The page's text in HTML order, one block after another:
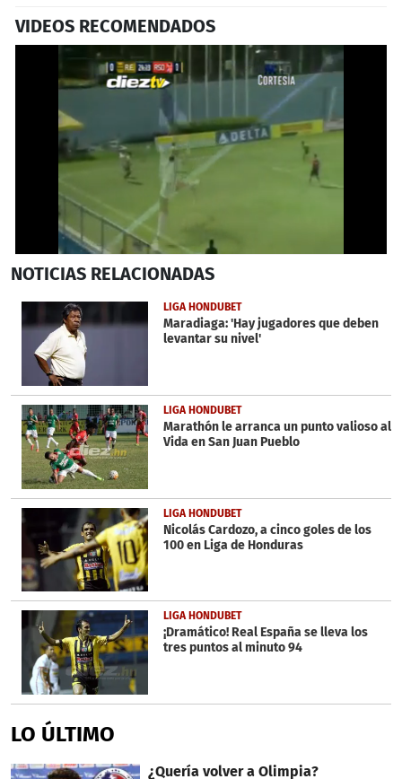
VIDEOS RECOMENDADOS
seconds
1
33
seconds
NOTICIAS RELACIONADAS
LIGA HONDUBET
Maradiaga: 'Hay jugadores que deben
levantar su nivel'
LIGA HONDUBET
Marathón le arranca un punto valioso al
Vida en San Juan Pueblo
LIGA HONDUBET
Nicolás Cardozo, a cinco goles de los
100 en Liga de Honduras
LIGA HONDUBET
¡Dramático! Real España se lleva los
tres puntos al minuto 94
LO ÚLTIMO
¿Quería volver a Olimpia?